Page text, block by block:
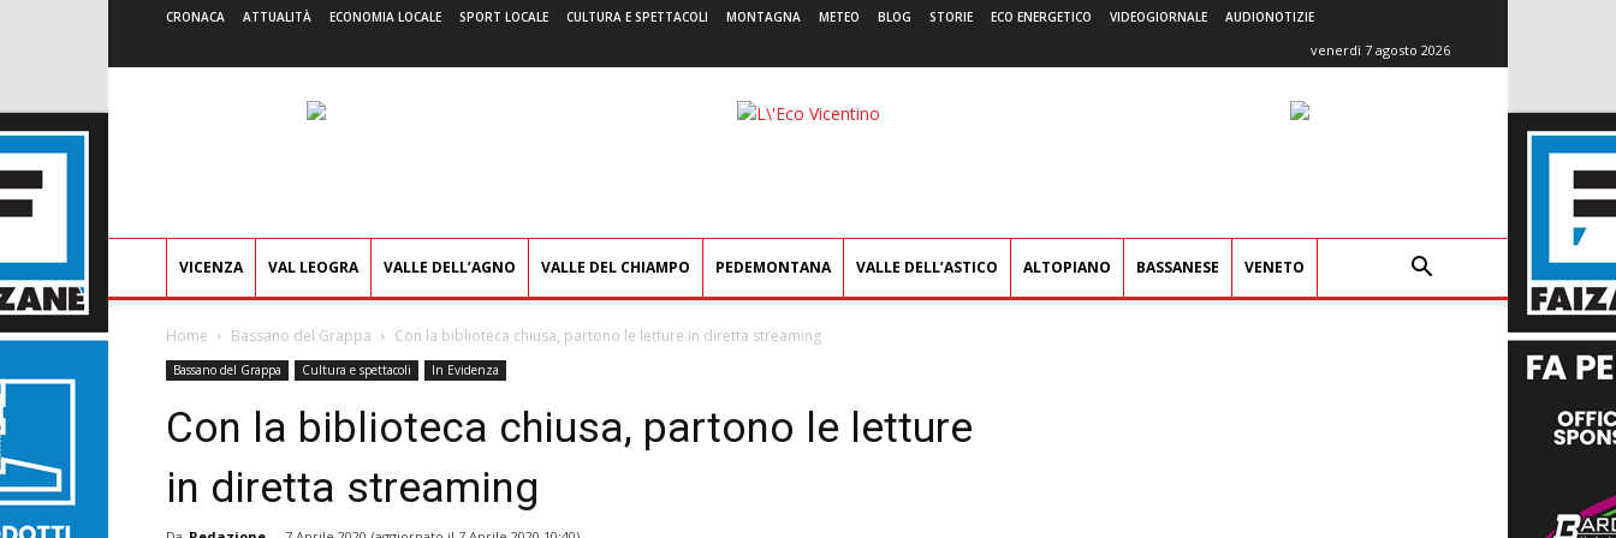
CRONACA ATTUALITÀ ECONOMIA LOCALE SPORT LOCALE CULTURA E SPETTACOLI MONTAGNA METEO BLOG STORIE ECO ENERGETICO VIDEOGIORNALE AUDIONOTIZIE
venerdì 7 agosto 2026
L'Eco
VICENZA VAL LEOGRA VALLE DELL’AGNO VALLE DEL CHIAMPO PEDEMONTANA VALLE DELL’ASTICO ALTOPIANO BASSANESE VENETO
Home Bassano del Grappa Con la biblioteca chiusa, partono le letture in diretta streaming
Bassano del Grappa Cultura e spettacoli In Evidenza
Con la biblioteca chiusa, partono le letture
in diretta streaming